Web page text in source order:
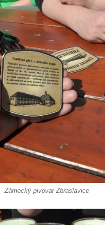
Zámecký pivovar Zbraslavice